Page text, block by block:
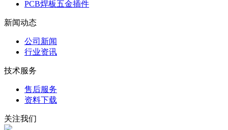
PCB焊板五金插件
新闻动态
公司新闻
行业资讯
技术服务
售后服务
资料下载
关注我们